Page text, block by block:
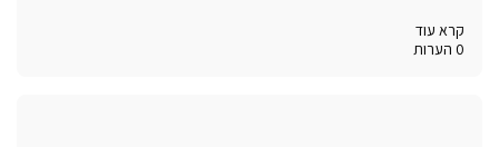
קרא עוד
0 הערות